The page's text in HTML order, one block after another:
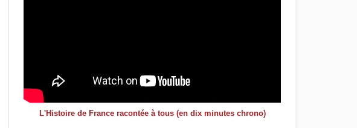
L'Histoire de France racontée à tous (en dix minutes chrono)